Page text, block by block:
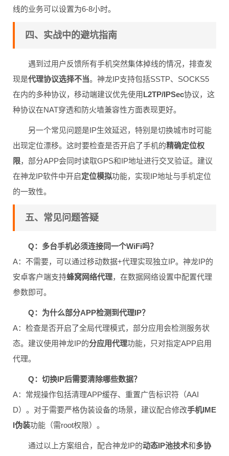
线的业务可以设置为6-8小时。
四、实战中的避坑指南
遇到过用户反馈所有手机突然集体掉线的情况，排查发
现是代理协议选择不当。神龙IP支持包括SSTP、SOCKS5
在内的多种协议，移动端建议优先使用L2TP/IPSec协议，这
种协议在NAT穿透和防火墙兼容性方面表现更好。
另一个常见问题是IP生效延迟，特别是切换城市时可能
出现定位漂移。这时要检查是否开启了手机的精确定位权
限，部分APP会同时读取GPS和IP地址进行交叉验证。建议
在神龙IP软件中开启定位模拟功能，实现IP地址与手机定位
的一致性。
五、常见问题答疑
Q：多台手机必须连接同一个WiFi吗？
A：不需要，可以通过移动数据+代理实现独立IP。神龙IP的
安卓客户端支持蜂窝网络代理，在数据网络设置中配置代理
参数即可。
Q：为什么部分APP检测到代理IP？
A：检查是否开启了全局代理模式，部分应用会检测服务状
态。建议使用神龙IP的分应用代理功能，只对指定APP启用
代理。
Q：切换IP后需要清除哪些数据？
A：常规操作包括清理APP缓存、重置广告标识符（AAI
D）。对于需要严格伪装设备的场景，建议配合修改手机IME
I伪装功能（需root权限）。
通过以上方案组合，配合神龙IP的动态IP池技术和多协